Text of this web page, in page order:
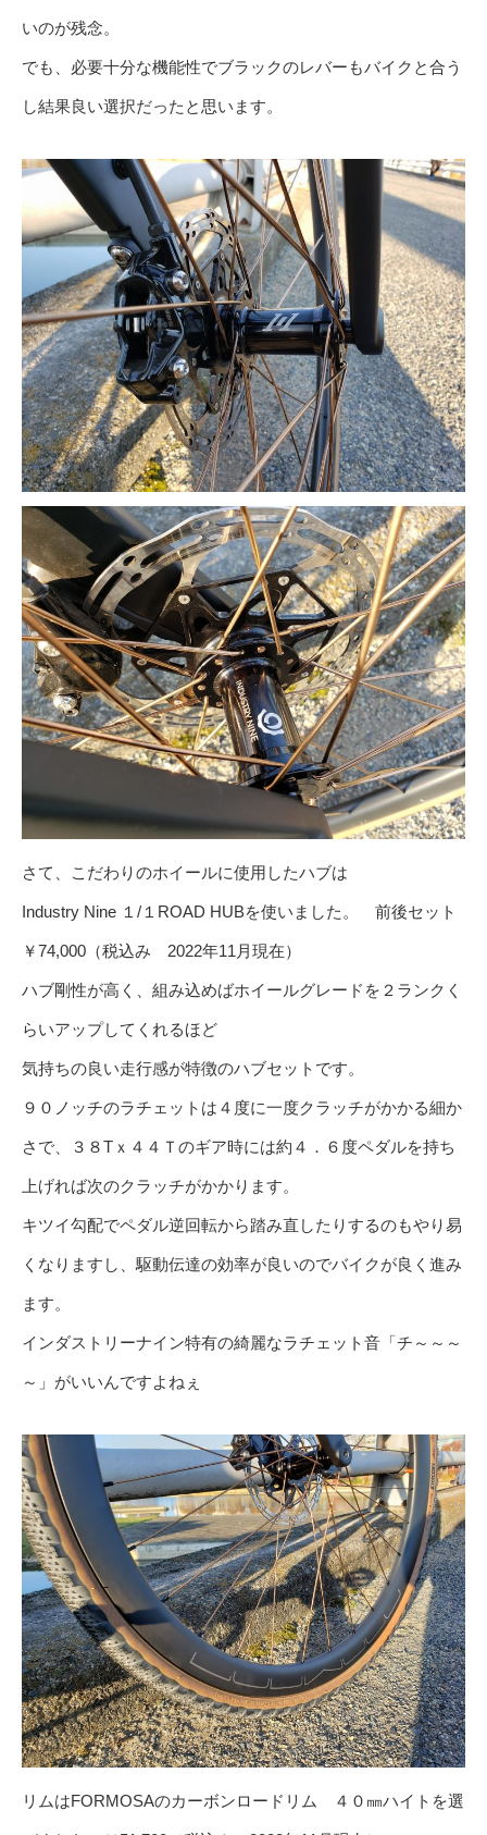
いのが残念。
でも、必要十分な機能性でブラックのレバーもバイクと合う
し結果良い選択だったと思います。
さて、こだわりのホイールに使用したハブは
Industry Nine １/１ROAD HUBを使いました。 前後セット
￥74,000（税込み 2022年11月現在）
ハブ剛性が高く、組み込めばホイールグレードを２ランクく
らいアップしてくれるほど
気持ちの良い走行感が特徴のハブセットです。
９０ノッチのラチェットは４度に一度クラッチがかかる細か
さで、３８Tｘ４４Ｔのギア時には約４．６度ペダルを持ち
上げれば次のクラッチがかかります。
キツイ勾配でペダル逆回転から踏み直したりするのもやり易
くなりますし、駆動伝達の効率が良いのでバイクが良く進み
ます。
インダストリーナイン特有の綺麗なラチェット音「チ～～～
～」がいいんですよねぇ
リムはFORMOSAのカーボンロードリム ４０㎜ハイトを選